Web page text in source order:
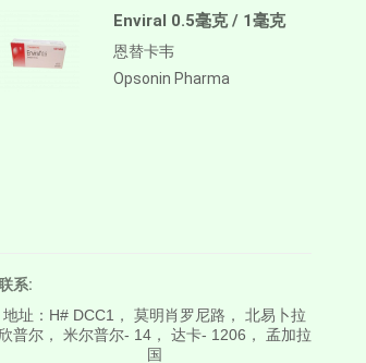
Enviral 0.5毫克 / 1毫克
恩替卡韦
Opsonin Pharma
系:
地址：H# DCC1， 莫明肖罗尼路， 北易卜拉
欣普尔， 米尔普尔- 14， 达卡- 1206， 孟加拉
国